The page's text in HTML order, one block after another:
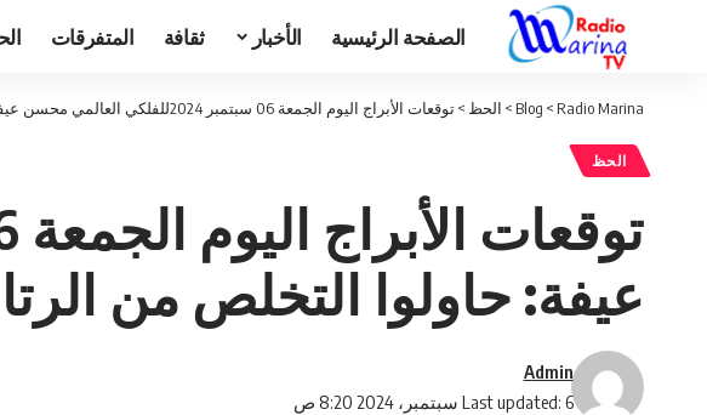
الصفحة الرئيسية الأخبار ثقافة المتفرقات
Radio Marina
>
Blog
> الحظ >توقعات الأبراج اليوم الجمعة 06 سبتمبر 2024للفلكي العالمي محسن عيفة: حاولوا التخلص من الرتابة
الحظ
عيفة: حاولوا التخلص من
Last updated: 6 سبتمبر، 2024 8:20 ص
Admin